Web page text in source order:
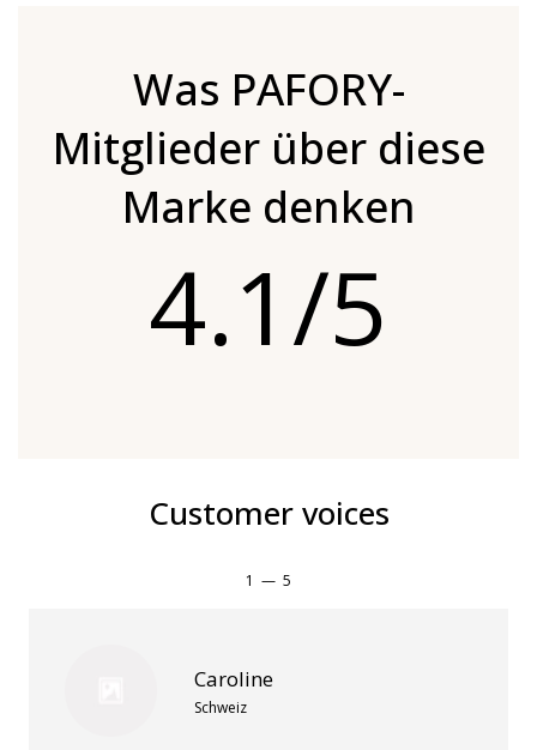
Was PAFORY-
Mitglieder über diese
Marke denken
4.1/5
Customer voices
1 — 5
Caroline
Schweiz